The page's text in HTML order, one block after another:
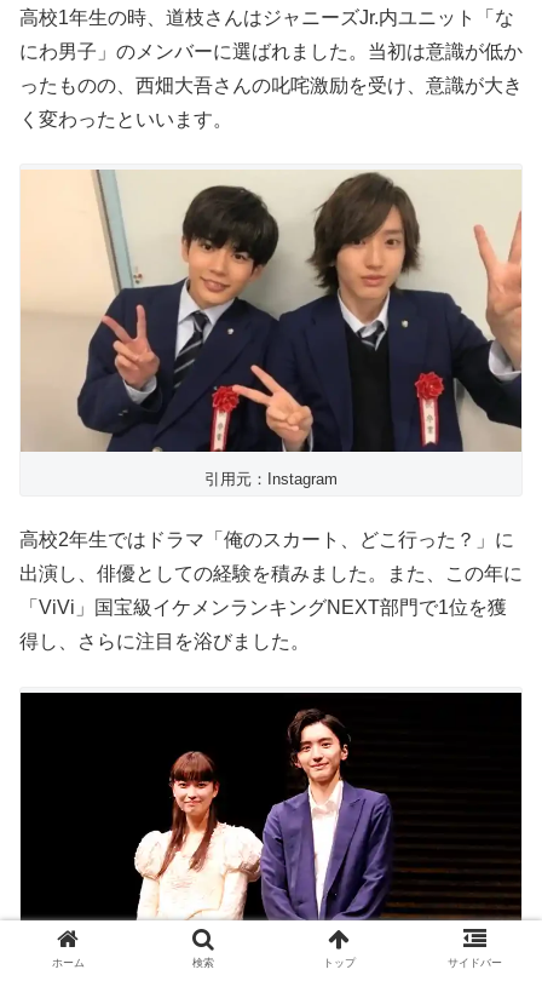
高校1年生の時、道枝さんはジャニーズJr.内ユニット「な
にわ男子」のメンバーに選ばれました。当初は意識が低か
ったものの、西畑大吾さんの叱咤激励を受け、意識が大き
く変わったといいます。
引用元：Instagram
高校2年生ではドラマ「俺のスカート、どこ行った？」に
出演し、俳優としての経験を積みました。また、この年に
「ViVi」国宝級イケメンランキングNEXT部門で1位を獲
得し、さらに注目を浴びました。
ホーム 検索 トップ サイドバー